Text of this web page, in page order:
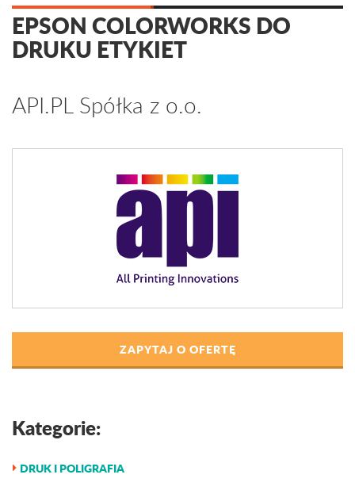
EPSON COLORWORKS DO
DRUKU ETYKIET
API.PL Spółka z o.o.
ZAPYTAJ O OFERTĘ
Kategorie:
DRUK I POLIGRAFIA